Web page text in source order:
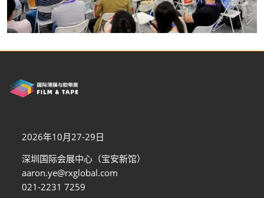
2026年10月27-29日
深圳国际会展中心（宝安新馆）
aaron.ye@rxglobal.com
021-2231 7259